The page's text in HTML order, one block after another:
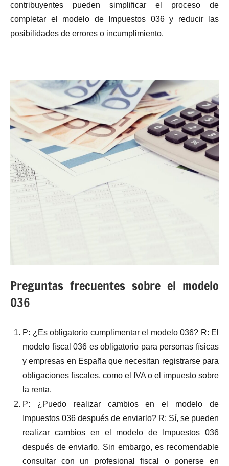
contribuyentes pueden simplificar el proceso de
completar el modelo de Impuestos 036 y reducir las
posibilidades de errores o incumplimiento.
Preguntas frecuentes sobre el modelo
036
P: ¿Es obligatorio cumplimentar el modelo 036? R: El
modelo fiscal 036 es obligatorio para personas físicas
y empresas en España que necesitan registrarse para
obligaciones fiscales, como el IVA o el impuesto sobre
la renta.
P: ¿Puedo realizar cambios en el modelo de
Impuestos 036 después de enviarlo? R: Sí, se pueden
realizar cambios en el modelo de Impuestos 036
después de enviarlo. Sin embargo, es recomendable
consultar con un profesional fiscal o ponerse en